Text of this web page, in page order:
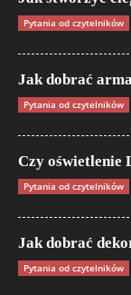
Pytania od czytelników
Jak dobrać
Pytania od czytelników
Czy oświetlenie
Pytania od czytelników
Jak dobrać
Pytania od czytelników